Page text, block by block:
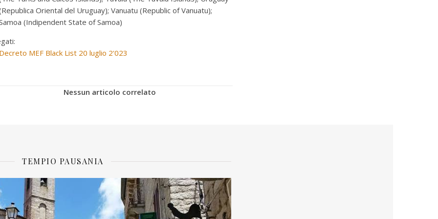
Oriental del Uruguay); Vanuatu (Republic of Vanuatu);
(Indipendent State of Samoa)
MEF Black List 20 luglio 2'023
Nessun articolo correlato
TEMPIO PAUSANIA